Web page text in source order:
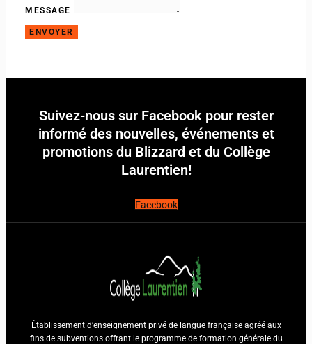
MESSAGE
ENVOYER
Suivez-nous sur Facebook pour rester
informé des nouvelles, événements et
promotions du Blizzard et du Collège
Laurentien!
Facebook
Établissement d’enseignement privé de langue française agréé aux
fins de subventions offrant le programme de formation générale du